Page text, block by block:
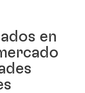
en